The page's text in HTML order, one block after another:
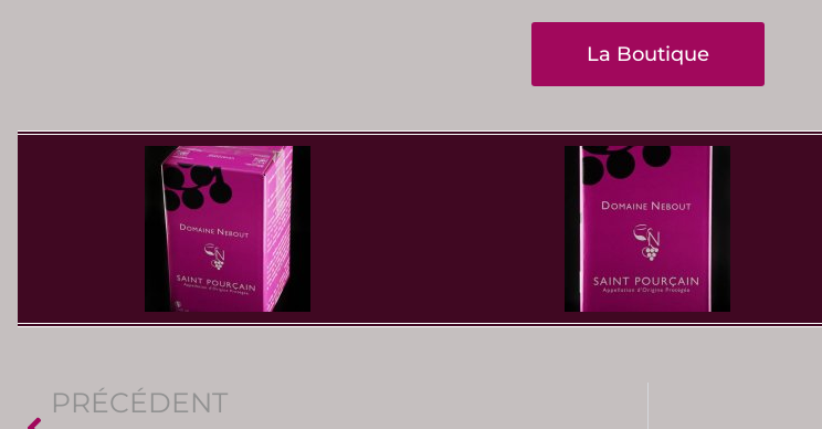
La Boutique
PRÉCÉDENT